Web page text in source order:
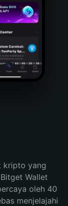
kripto yang
Wallet
oleh 40
menjelajahi